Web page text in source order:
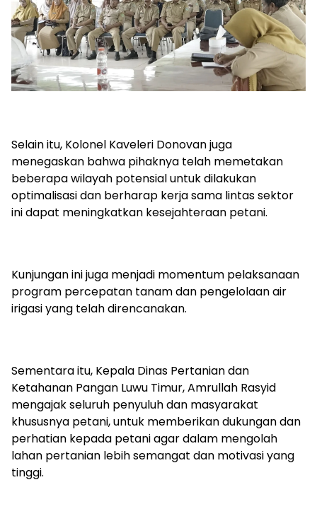
Selain itu, Kolonel Kaveleri Donovan juga
menegaskan bahwa pihaknya telah memetakan
beberapa wilayah potensial untuk dilakukan
optimalisasi dan berharap kerja sama lintas sektor
ini dapat meningkatkan kesejahteraan petani.
Kunjungan ini juga menjadi momentum pelaksanaan
program percepatan tanam dan pengelolaan air
irigasi yang telah direncanakan.
Sementara itu, Kepala Dinas Pertanian dan
Ketahanan Pangan Luwu Timur, Amrullah Rasyid
mengajak seluruh penyuluh dan masyarakat
khususnya petani, untuk memberikan dukungan dan
perhatian kepada petani agar dalam mengolah
lahan pertanian lebih semangat dan motivasi yang
tinggi.